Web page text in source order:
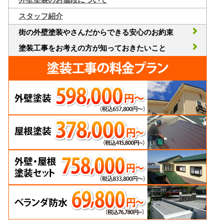
スタッフ紹介
街の外壁塗装やさんだからできる安心のお約束
塗装工事をお考えの方が知っておきたいこと